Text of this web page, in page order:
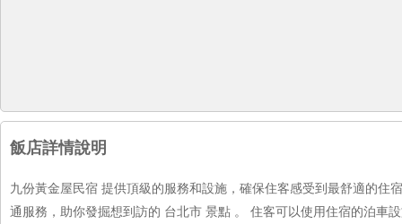
飯店詳情說明
九份黃金屋民宿 提供頂級的服務和設施，確保住客感受到最舒適的
通服務，助你發掘想到訪的 台北市 景點 。 住客可以使用住宿的泊車